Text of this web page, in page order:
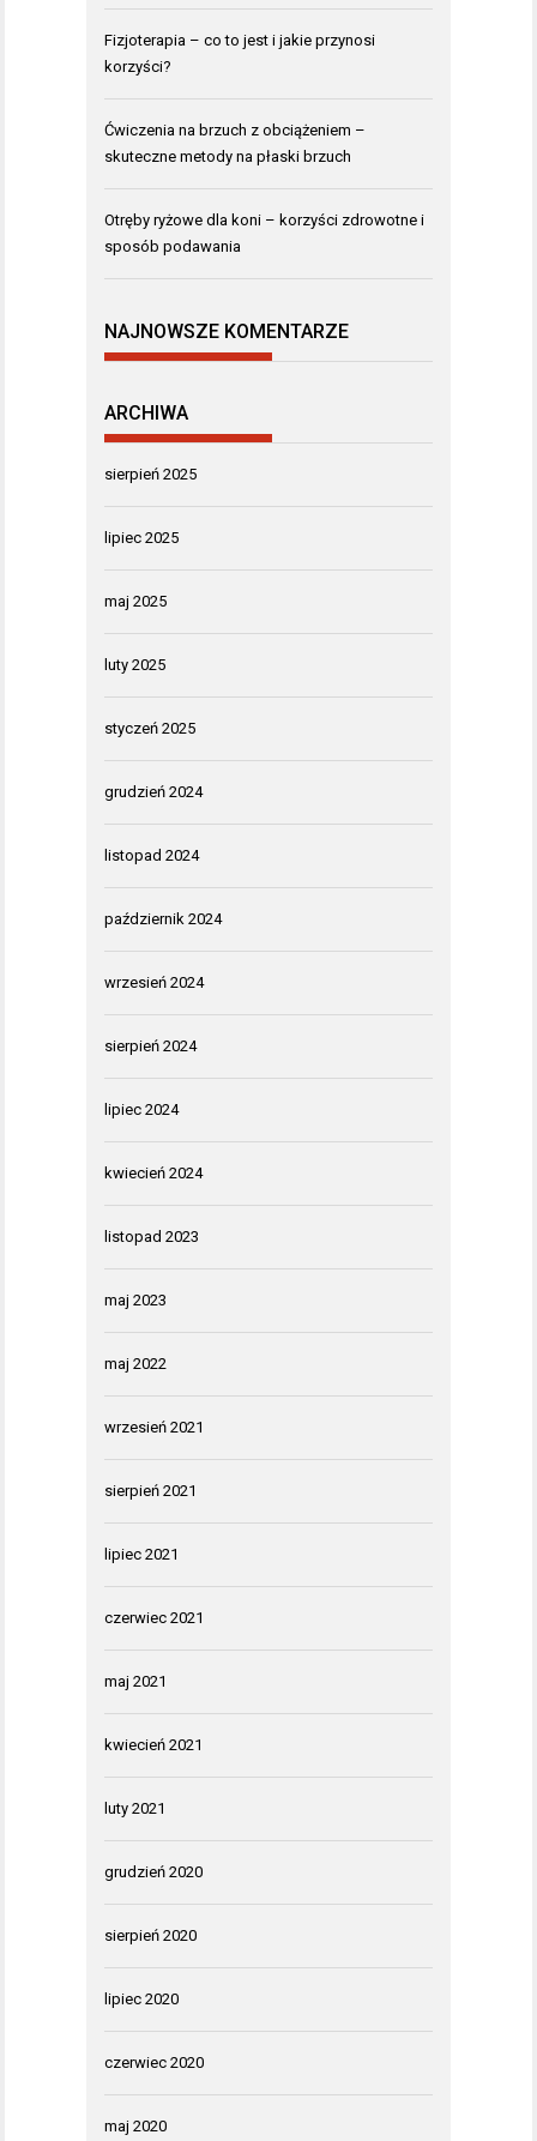
Fizjoterapia – co to jest i jakie przynosi
korzyści?
Ćwiczenia na brzuch z obciążeniem –
skuteczne metody na płaski brzuch
Otręby ryżowe dla koni – korzyści zdrowotne i
sposób podawania
NAJNOWSZE KOMENTARZE
ARCHIWA
sierpień 2025
lipiec 2025
maj 2025
luty 2025
styczeń 2025
grudzień 2024
listopad 2024
październik 2024
wrzesień 2024
sierpień 2024
lipiec 2024
kwiecień 2024
listopad 2023
maj 2023
maj 2022
wrzesień 2021
sierpień 2021
lipiec 2021
czerwiec 2021
maj 2021
kwiecień 2021
luty 2021
grudzień 2020
sierpień 2020
lipiec 2020
czerwiec 2020
maj 2020